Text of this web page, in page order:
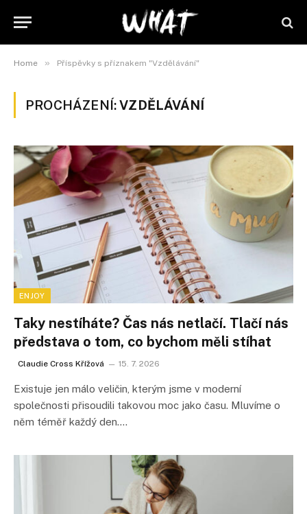
Home » Příspěvky s příznakem "Vzdělávání"
PROCHÁZENÍ:VZDĚLÁVÁNÍ
ENJOY
Taky nestíháte? Čas nás netlačí. Tlačí nás
představa o tom, co bychom měli stíhat
Claudie Cross Křížová 15. 7. 2026
Existuje jen málo veličin, kterým jsme v moderní
společnosti přisoudili takovou moc jako času. Mluvíme o
něm téměř každý den.…